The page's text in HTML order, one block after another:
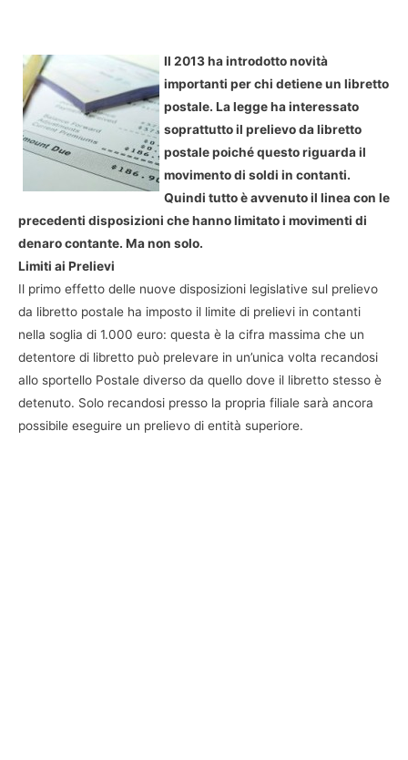
Il 2013 ha introdotto novità
importanti per chi detiene un libretto
postale. La legge ha interessato
soprattutto il prelievo da libretto
postale poiché questo riguarda il
movimento di soldi in contanti.
Quindi tutto è avvenuto il linea con le
precedenti disposizioni che hanno limitato i movimenti di
denaro contante. Ma non solo.
Limiti ai Prelievi
Il primo effetto delle nuove disposizioni legislative sul prelievo
da libretto postale ha imposto il limite di prelievi in contanti
nella soglia di 1.000 euro: questa è la cifra massima che un
detentore di libretto può prelevare in un’unica volta recandosi
allo sportello Postale diverso da quello dove il libretto stesso è
detenuto. Solo recandosi presso la propria filiale sarà ancora
possibile eseguire un prelievo di entità superiore.